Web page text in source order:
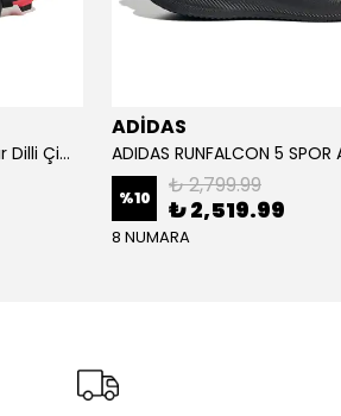
ADİDAS PREDATOR CLUB Katlanır Dilli Çim Saha/Çoklu Zemin Kramponu JR3330
ADİDAS
%10 ₺ 2,799.99
₺ 2,519.99
8 NUMARA